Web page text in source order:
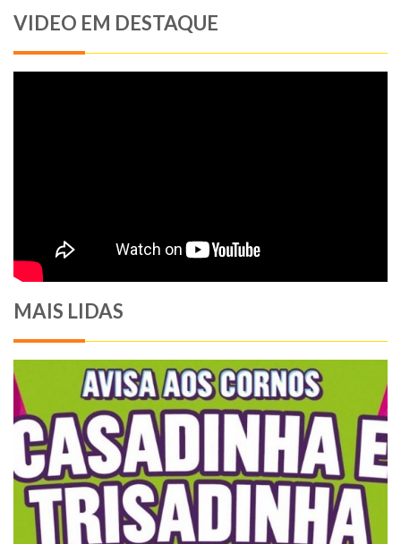
VIDEO EM DESTAQUE
MAIS LIDAS